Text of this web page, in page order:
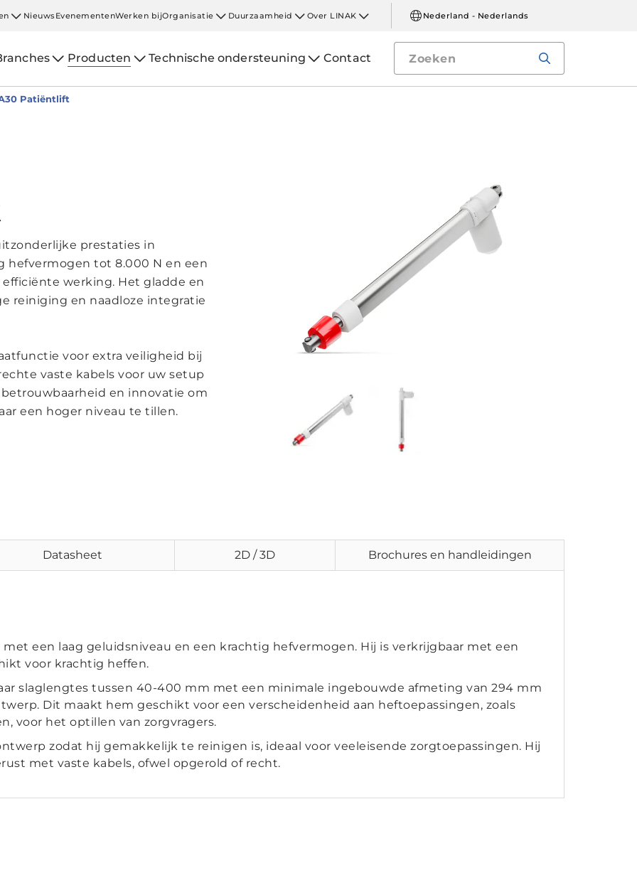
NieuwsEvenementenWerken bijOrganisatie Duurzaamheid Over LINAK Nederland - Nederlands
Producten Technische ondersteuning Contact
Patiëntlift
prestaties in
hefvermogen tot 8.000 N en een
werking. Het gladde en
reiniging en naadloze integratie
voor extra veiligheid bij
vaste kabels voor uw setup
en innovatie om
een hoger niveau te tillen.
Datasheet 2D / 3D Brochures en handleidingen
met een laag geluidsniveau en een krachtig hefvermogen. Hij is verkrijgbaar met een
voor krachtig heffen.
slaglengtes tussen 40-400 mm met een minimale ingebouwde afmeting van 294 mm
Dit maakt hem geschikt voor een verscheidenheid aan heftoepassingen, zoals
voor het optillen van zorgvragers.
zodat hij gemakkelijk te reinigen is, ideaal voor veeleisende zorgtoepassingen. Hij
met vaste kabels, ofwel opgerold of recht.